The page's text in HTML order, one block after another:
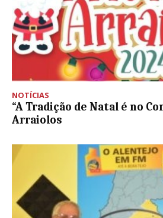
NOTÍCIAS
“A Tradição de Natal é no
Arraiolos